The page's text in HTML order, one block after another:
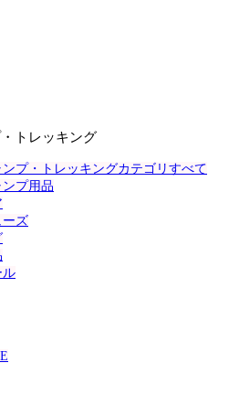
トレッキング
プ・トレッキングカテゴリすべて
プ用品
ーズ
ル